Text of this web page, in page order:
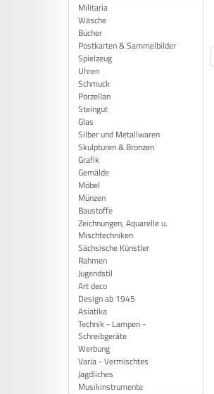
Militaria
Wäsche
Bücher
Postkarten & Sammelbilder
Spielzeug
Uhren
Schmuck
Porzellan
Steingut
Glas
Silber und Metallwaren
Skulpturen & Bronzen
Grafik
Gemälde
Möbel
Münzen
Baustoffe
Zeichnungen, Aquarelle u.
Mischtechniken
Sächsische Künstler
Rahmen
Jugendstil
Art deco
Design ab 1945
Asiatika
Technik - Lampen -
Schreibgeräte
Werbung
Varia - Vermischtes
Jagdliches
Musikinstrumente